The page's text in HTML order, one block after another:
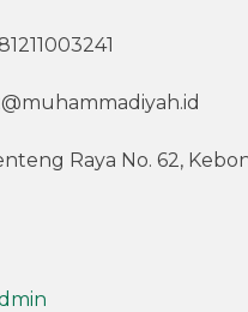
Raya No. 62,